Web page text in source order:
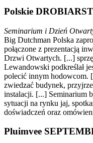
Polskie
Seminarium i Dzień
Big Dutchman Polska
połączone z prezentacją
Drzwi Otwartych. [...]
Lewandowski podkreślał
polecić innym hodowcom.
zwiedzać budynek,
instalacji. [...] Seminarium
sytuacji na rynku jaj,
doświadczeń oraz
Pluimvee